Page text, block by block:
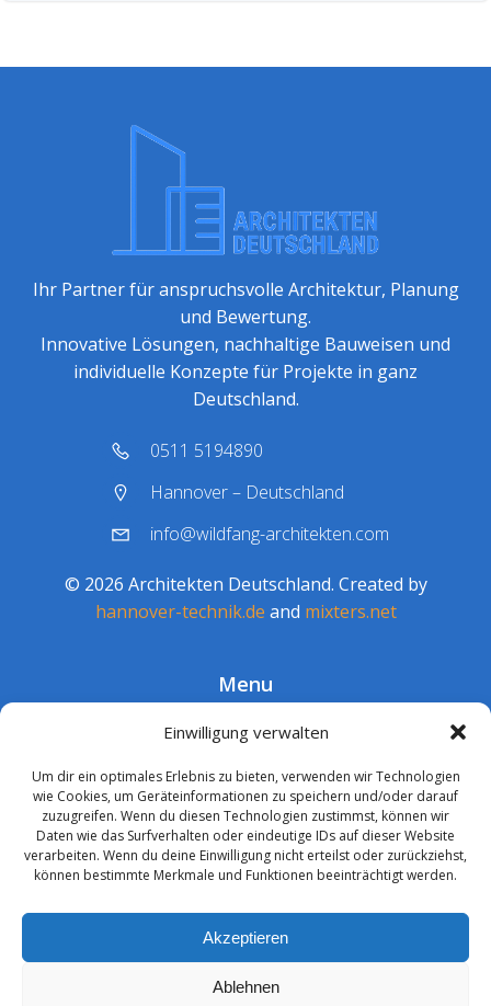
Einwilligung verwalten
Um dir ein optimales Erlebnis zu bieten, verwenden wir Technologien
wie Cookies, um Geräteinformationen zu speichern und/oder darauf
zuzugreifen. Wenn du diesen Technologien zustimmst, können wir
Daten wie das Surfverhalten oder eindeutige IDs auf dieser Website
verarbeiten. Wenn du deine Einwilligung nicht erteilst oder zurückziehst,
können bestimmte Merkmale und Funktionen beeinträchtigt werden.
Akzeptieren
Ablehnen
Ihr Partner für anspruchsvolle Architektur, Planung
und Bewertung.
Innovative Lösungen, nachhaltige Bauweisen und
individuelle Konzepte für Projekte in ganz
Deutschland.
0511 5194890
Hannover – Deutschland
info@wildfang-architekten.com
© 2026 Architekten Deutschland. Created by
hannover-technik.de and mixters.net
Menu
Barrierefreiheit
Impressum